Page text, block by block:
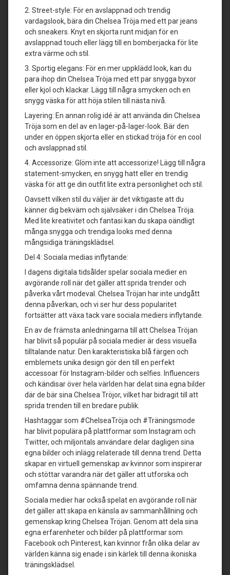
2. Street-style: För en avslappnad och trendig
vardagslook, bära din Chelsea Tröja med ett par jeans
och sneakers. Knyt en skjorta runt midjan för en
avslappnad touch eller lägg till en bomberjacka för lite
extra värme och stil.
3. Sportig elegans: För en mer uppklädd look, kan du
para ihop din Chelsea Tröja med ett par snygga byxor
eller kjol och klackar. Lägg till några smycken och en
snygg väska för att höja stilen till nästa nivå.
Layering: En annan rolig idé är att använda din Chelsea
Tröja som en del av en lager-på-lager-look. Bär den
under en öppen skjorta eller en stickad tröja för en cool
och avslappnad stil.
4. Accessorize: Glöm inte att accessorize! Lägg till några
statement-smycken, en snygg hatt eller en trendig
väska för att ge din outfit lite extra personlighet och stil.
Oavsett vilken stil du väljer är det viktigaste att du
känner dig bekväm och självsäker i din Chelsea Tröja.
Med lite kreativitet och fantasi kan du skapa oändligt
många snygga och trendiga looks med denna
mångsidiga träningsklädsel.
Del 4: Sociala medias inflytande:
I dagens digitala tidsålder spelar sociala medier en
avgörande roll när det gäller att sprida trender och
påverka vårt modeval. Chelsea Tröjan har inte undgått
denna påverkan, och vi ser hur dess popularitet
fortsätter att växa tack vare sociala mediers inflytande.
En av de främsta anledningarna till att Chelsea Tröjan
har blivit så populär på sociala medier är dess visuella
tilltalande natur. Den karakteristiska blå färgen och
emblemets unika design gör den till en perfekt
accessoar för Instagram-bilder och selfies. Influencers
och kändisar över hela världen har delat sina egna bilder
där de bär sina Chelsea Tröjor, vilket har bidragit till att
sprida trenden till en bredare publik.
Hashtaggar som #ChelseaTröja och #Träningsmode
har blivit populära på plattformar som Instagram och
Twitter, och miljontals användare delar dagligen sina
egna bilder och inlägg relaterade till denna trend. Detta
skapar en virtuell gemenskap av kvinnor som inspirerar
och stöttar varandra när det gäller att utforska och
omfamna denna spännande trend.
Sociala medier har också spelat en avgörande roll när
det gäller att skapa en känsla av sammanhållning och
gemenskap kring Chelsea Tröjan. Genom att dela sina
egna erfarenheter och bilder på plattformar som
Facebook och Pinterest, kan kvinnor från olika delar av
världen känna sig enade i sin kärlek till denna ikoniska
träningsklädsel.